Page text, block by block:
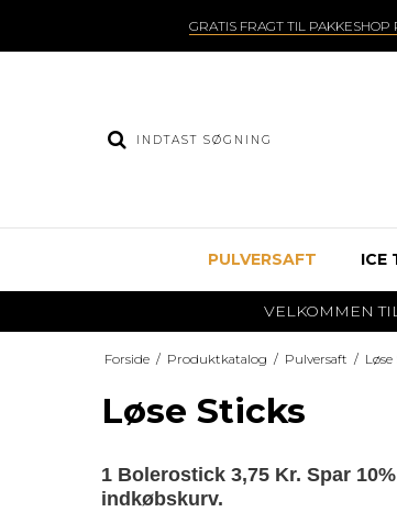
GRATIS FRAGT TIL
PULVERSAFT ICE
VELKOMMEN
Forside / Produktkatalog / Pulversaft / Løse
Løse Sticks
1 Bolerostick 3,75 Kr. Spar
indkøbskurv.